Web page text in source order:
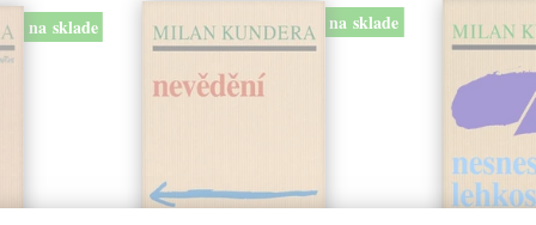
na sklade na sklade